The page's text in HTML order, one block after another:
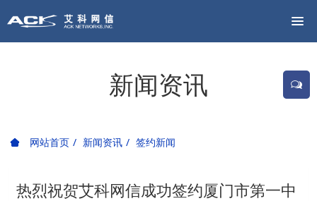
新闻资讯
网站首页 新闻资讯 签约新闻
热烈祝贺艾科网信成功签约厦门市第一中